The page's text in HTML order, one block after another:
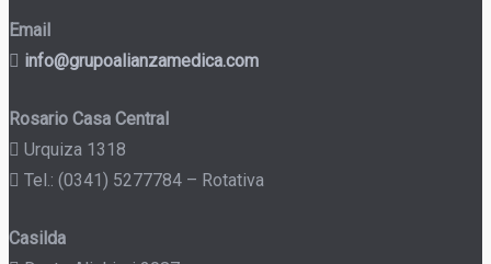
Email
info@grupoalianzamedica.com
Rosario Casa Central
Urquiza 1318
Tel.: (0341) 5277784 – Rotativa
Casilda